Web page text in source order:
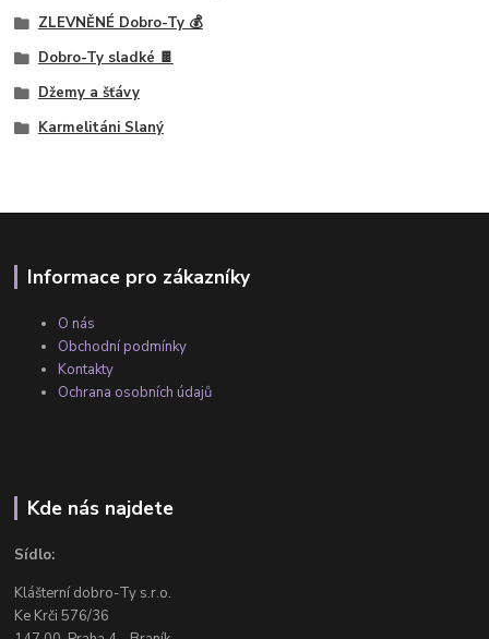
ZLEVNĚNÉ Dobro-Ty 💰
Dobro-Ty sladké 🍫
Džemy a šťávy
Karmelitáni Slaný
Informace pro zákazníky
O nás
Obchodní podmínky
Kontakty
Ochrana osobních údajů
Kde nás najdete
Sídlo:
Klášterní dobro-Ty s.r.o.
Ke Krči 576/36